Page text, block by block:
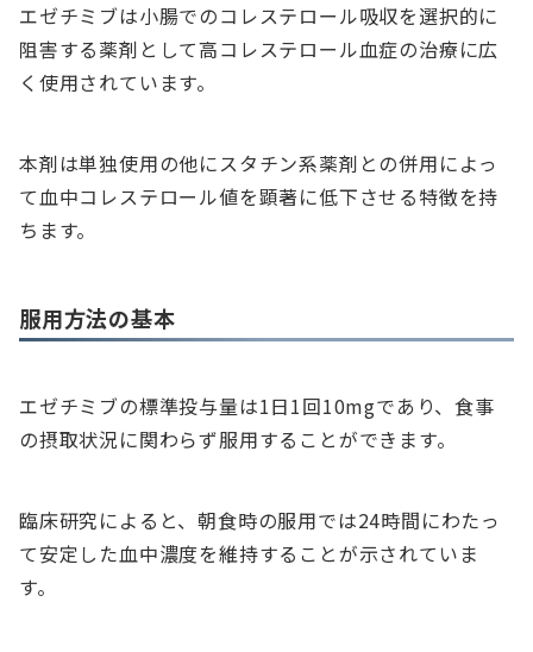
エゼチミブは小腸でのコレステロール吸収を選択的に
阻害する薬剤として高コレステロール血症の治療に広
く使用されています。
本剤は単独使用の他にスタチン系薬剤との併用によっ
て血中コレステロール値を顕著に低下させる特徴を持
ちます。
服用方法の基本
エゼチミブの標準投与量は1日1回10mgであり、食事
の摂取状況に関わらず服用することができます。
臨床研究によると、朝食時の服用では24時間にわたっ
て安定した血中濃度を維持することが示されていま
す。